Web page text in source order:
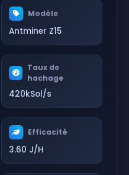
Modèle
Antminer Z15
Taux de
hachage
420kSol/s
Efficacité
3.60 J/H